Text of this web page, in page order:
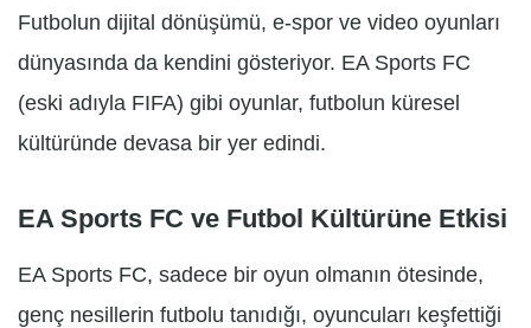
Futbolun dijital dönüşümü, e-spor ve video oyunları
dünyasında da kendini gösteriyor. EA Sports FC
(eski adıyla FIFA) gibi oyunlar, futbolun küresel
kültüründe devasa bir yer edindi.
EA Sports FC ve Futbol Kültürüne Etkisi
EA Sports FC, sadece bir oyun olmanın ötesinde,
genç nesillerin futbolu tanıdığı, oyuncuları keşfettiği